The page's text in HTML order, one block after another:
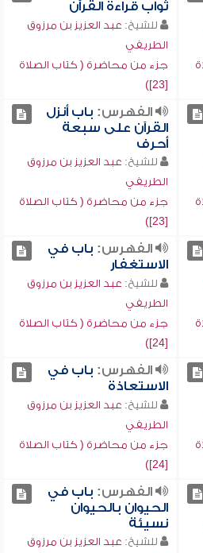
ثواب قراءة القرآن
للشيخ: عبد العزيز بن مرزوق
الطريفي
جزء من محاضرة ( كتاب الصلاة
[23])
الفهرس: باب أنزل
القرآن على سبعة
أحرف
للشيخ: عبد العزيز بن مرزوق
الطريفي
جزء من محاضرة ( كتاب الصلاة
[23])
الفهرس: باب في
الاستغفار
للشيخ: عبد العزيز بن مرزوق
الطريفي
جزء من محاضرة ( كتاب الصلاة
[24])
الفهرس: باب في
الاستعاذة
للشيخ: عبد العزيز بن مرزوق
الطريفي
جزء من محاضرة ( كتاب الصلاة
[24])
الفهرس: باب في
الحيوان بالحيوان
نسيئة
للشيخ: عبد العزيز بن مرزوق